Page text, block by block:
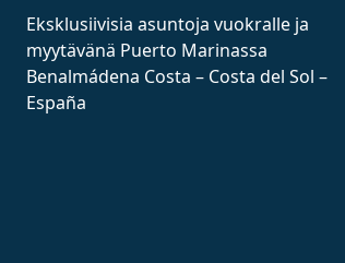
Eksklusiivisia asuntoja vuokralle ja
myytävänä Puerto Marinassa
Benalmádena Costa – Costa del Sol –
España